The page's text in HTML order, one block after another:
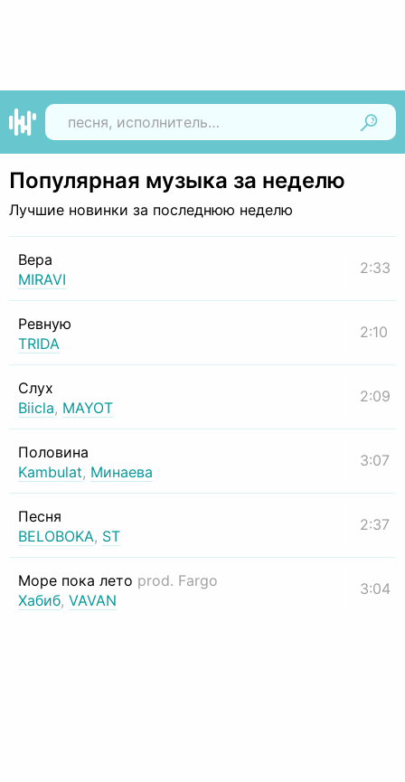
Популярная музыка за неделю
Лучшие новинки за последнюю неделю
Вера
MIRAVI
2:33
Ревную
TRIDA
2:10
Слух
Biicla, MAYOT
2:09
Половина
Kambulat, Минаева
3:07
Песня
BELOBOKA, ST
2:37
Море пока лето prod. Fargo
Хабиб, VAVAN
3:04